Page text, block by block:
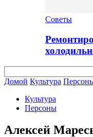
Советы
Домой Культура
Культура
Персоны
Алексей